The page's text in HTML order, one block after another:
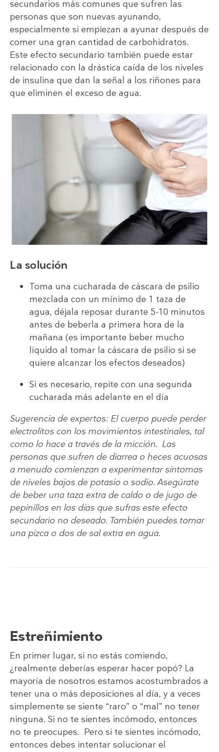
secundarios más comunes que sufren las
personas que son nuevas ayunando,
especialmente si empiezan a ayunar después de
comer una gran cantidad de carbohidratos.
Este efecto secundario también puede estar
relacionado con la drástica caída de los niveles
de insulina que dan la señal a los riñones para
que eliminen el exceso de agua.
La solución
Toma una cucharada de cáscara de psilio
mezclada con un mínimo de 1 taza de
agua, déjala reposar durante 5-10 minutos
antes de beberla a primera hora de la
mañana (es importante beber mucho
líquido al tomar la cáscara de psilio si se
quiere alcanzar los efectos deseados)
Si es necesario, repite con una segunda
cucharada más adelante en el día
Sugerencia de expertos: El cuerpo puede perder
electrolitos con los movimientos intestinales, tal
como lo hace a través de la micción. Las
personas que sufren de diarrea o heces acuosas
a menudo comienzan a experimentar síntomas
de niveles bajos de potasio o sodio. Asegúrate
de beber una taza extra de caldo o de jugo de
pepinillos en los días que sufras este efecto
secundario no deseado. También puedes tomar
una pizca o dos de sal extra en agua.
Estreñimiento
En primer lugar, si no estás comiendo,
¿realmente deberías esperar hacer popó? La
mayoría de nosotros estamos acostumbrados a
tener una o más deposiciones al día, y a veces
simplemente se siente “raro” o “mal” no tener
ninguna. Si no te sientes incómodo, entonces
no te preocupes. Pero si te sientes incómodo,
entonces debes intentar solucionar el